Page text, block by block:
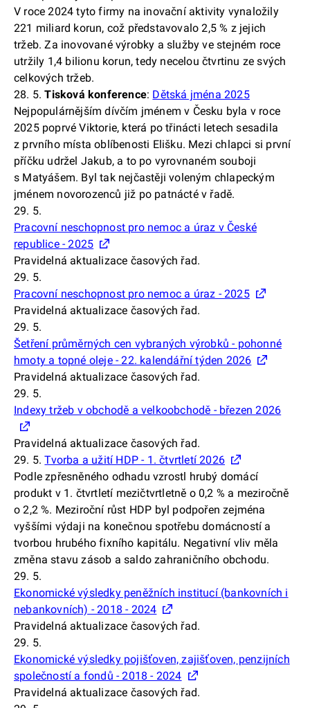
V roce 2024 tyto firmy na inovační aktivity vynaložily
221 miliard korun, což představovalo 2,5 % z jejich
tržeb. Za inovované výrobky a služby ve stejném roce
utržily 1,4 bilionu korun, tedy necelou čtvrtinu ze svých
celkových tržeb.
28. 5.Tisková konference: Dětská jména 2025
Nejpopulárnějším dívčím jménem v Česku byla v roce
2025 poprvé Viktorie, která po třinácti letech sesadila
z prvního místa oblíbenosti Elišku. Mezi chlapci si první
příčku udržel Jakub, a to po vyrovnaném souboji
s Matyášem. Byl tak nejčastěji voleným chlapeckým
jménem novorozenců již po patnácté v řadě.
29. 5.
Pracovní neschopnost pro nemoc a úraz v České
republice - 2025
Pravidelná aktualizace časových řad.
29. 5.
Pracovní neschopnost pro nemoc a úraz - 2025
Pravidelná aktualizace časových řad.
29. 5.
Šetření průměrných cen vybraných výrobků - pohonné
hmoty a topné oleje - 22. kalendářní týden 2026
Pravidelná aktualizace časových řad.
29. 5.
Indexy tržeb v obchodě a velkoobchodě - březen 2026
Pravidelná aktualizace časových řad.
29. 5.Tvorba a užití HDP - 1. čtvrtletí 2026
Podle zpřesněného odhadu vzrostl hrubý domácí
produkt v 1. čtvrtletí mezičtvrtletně o 0,2 % a meziročně
o 2,2 %. Meziroční růst HDP byl podpořen zejména
vyššími výdaji na konečnou spotřebu domácností a
tvorbou hrubého fixního kapitálu. Negativní vliv měla
změna stavu zásob a saldo zahraničního obchodu.
29. 5.
Ekonomické výsledky peněžních institucí (bankovních i
nebankovních) - 2018 - 2024
Pravidelná aktualizace časových řad.
29. 5.
Ekonomické výsledky pojišťoven, zajišťoven, penzijních
společností a fondů - 2018 - 2024
Pravidelná aktualizace časových řad.